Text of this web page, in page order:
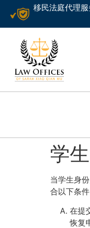
移民法庭代理服
学
当学生身
合以下条
在提
恢复